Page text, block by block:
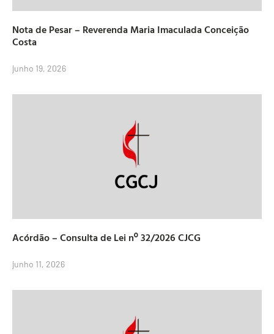
Nota de Pesar – Reverenda Maria Imaculada Conceição
Costa
junho 19, 2026
Acórdão – Consulta de Lei nº 32/2026 CJCG
junho 11, 2026